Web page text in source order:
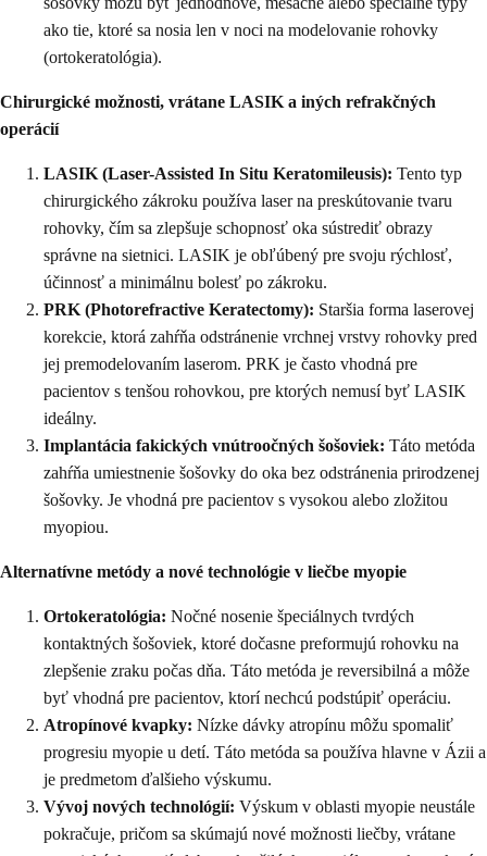
ako tie, ktoré sa nosia len v noci na modelovanie rohovky
(ortokeratológia).
Chirurgické možnosti, vrátane LASIK a iných refrakčných
operácií
LASIK (Laser-Assisted In Situ Keratomileusis): Tento typ
chirurgického zákroku používa laser na preskútovanie tvaru
rohovky, čím sa zlepšuje schopnosť oka sústrediť obrazy
správne na sietnici. LASIK je obľúbený pre svoju rýchlosť,
účinnosť a minimálnu bolesť po zákroku.
PRK (Photorefractive Keratectomy): Staršia forma laserovej
korekcie, ktorá zahŕňa odstránenie vrchnej vrstvy rohovky pred
jej premodelovaním laserom. PRK je často vhodná pre
pacientov s tenšou rohovkou, pre ktorých nemusí byť LASIK
ideálny.
Implantácia fakických vnútroočných šošoviek: Táto metóda
zahŕňa umiestnenie šošovky do oka bez odstránenia prirodzenej
šošovky. Je vhodná pre pacientov s vysokou alebo zložitou
myopiou.
Alternatívne metódy a nové technológie v liečbe myopie
Ortokeratológia: Nočné nosenie špeciálnych tvrdých
kontaktných šošoviek, ktoré dočasne preformujú rohovku na
zlepšenie zraku počas dňa. Táto metóda je reversibilná a môže
byť vhodná pre pacientov, ktorí nechcú podstúpiť operáciu.
Atropínové kvapky: Nízke dávky atropínu môžu spomaliť
progresiu myopie u detí. Táto metóda sa používa hlavne v Ázii a
je predmetom ďalšieho výskumu.
Vývoj nových technológií: Výskum v oblasti myopie neustále
pokračuje, pričom sa skúmajú nové možnosti liečby, vrátane